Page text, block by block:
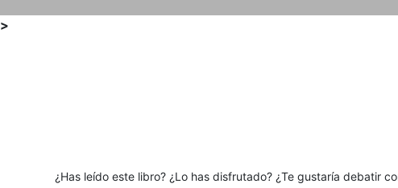
>
¿Has leído este libro? ¿Lo has disfrutado? ¿Te gustaría debatir